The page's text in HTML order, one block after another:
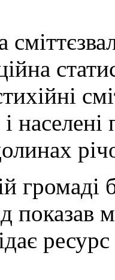
і
громаді
показав